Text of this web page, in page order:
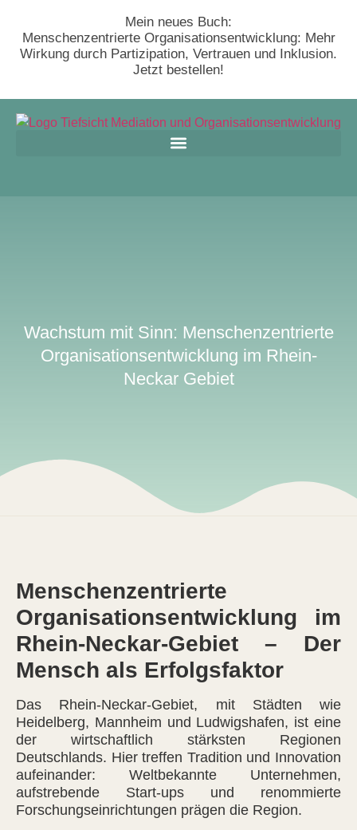
Mein neues Buch:
Menschenzentrierte Organisationsentwicklung: Mehr
Wirkung durch Partizipation, Vertrauen und Inklusion.
Jetzt bestellen!
Wachstum mit Sinn: Menschenzentrierte
Organisationsentwicklung im Rhein-
Neckar Gebiet
Menschenzentrierte
Organisationsentwicklung im
Rhein-Neckar-Gebiet – Der
Mensch als Erfolgsfaktor
Das Rhein-Neckar-Gebiet, mit Städten wie
Heidelberg, Mannheim und Ludwigshafen, ist eine
der wirtschaftlich stärksten Regionen
Deutschlands. Hier treffen Tradition und Innovation
aufeinander: Weltbekannte Unternehmen,
aufstrebende Start-ups und renommierte
Forschungseinrichtungen prägen die Region.